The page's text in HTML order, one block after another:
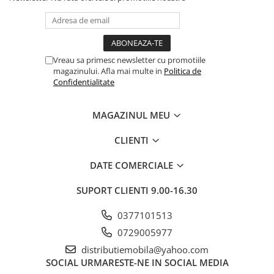
Vreau sa primesc newsletter cu promotiile
magazinului. Afla mai multe in Politica de
Confidentialitate
MAGAZINUL MEU
CLIENTI
DATE COMERCIALE
SUPORT CLIENTI 9.00-16.30
0377101513
0729005977
distributiemobila@yahoo.com
SOCIAL URMARESTE-NE IN SOCIAL MEDIA